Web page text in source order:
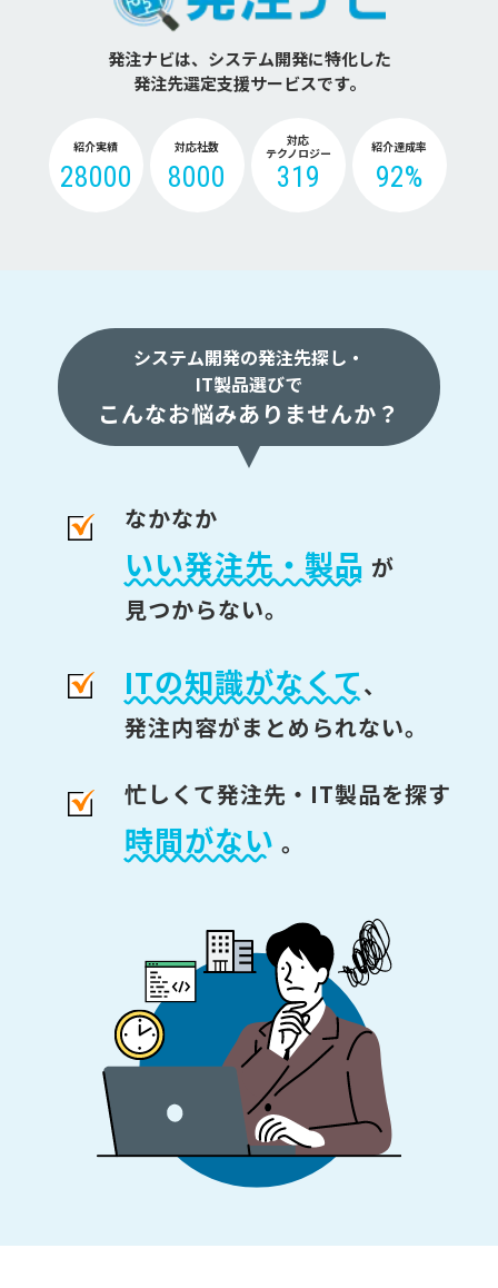
発注ナビは、システム開発に特化した
発注先選定支援サービスです。
紹介実績
28000
対応社数
8000
対応
テクノロジー
319
紹介達成率
92%
システム開発の発注先探し・
IT製品選びで
こんなお悩みありませんか？
なかなか
いい発注先・製品 が
見つからない。
ITの知識がなくて、
発注内容がまとめられない。
忙しくて発注先・IT製品を探す
時間がない 。